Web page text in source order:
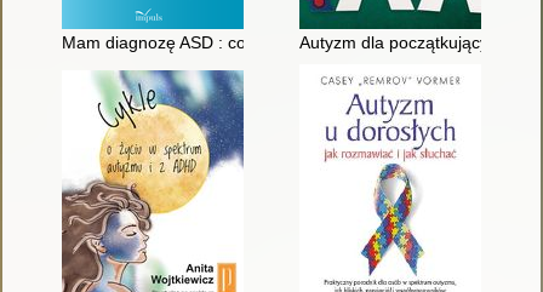
Mam diagnozę ASD : co to znaczy?Autyzm dla początkujących